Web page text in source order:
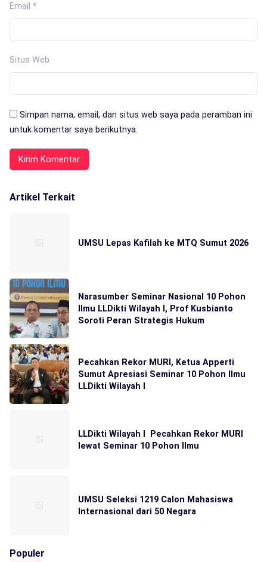
Email *
Situs Web
Simpan nama, email, dan situs web saya pada peramban ini
untuk komentar saya berikutnya.
Artikel Terkait
UMSU Lepas Kafilah ke MTQ Sumut 2026
Narasumber Seminar Nasional 10 Pohon
Ilmu LLDikti Wilayah I, Prof Kusbianto
Soroti Peran Strategis Hukum
Pecahkan Rekor MURI, Ketua Apperti
Sumut Apresiasi Seminar 10 Pohon Ilmu
LLDikti Wilayah I
LLDikti Wilayah I Pecahkan Rekor MURI
lewat Seminar 10 Pohon Ilmu
UMSU Seleksi 1219 Calon Mahasiswa
Internasional dari 50 Negara
Populer